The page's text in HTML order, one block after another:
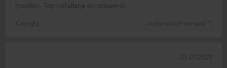
houden. Top installatie en ontwerp!
Georg L.
(Automatisch vertaald *)
01.07.2025